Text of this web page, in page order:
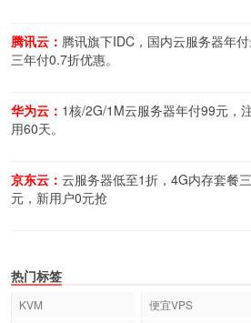
腾讯云： 腾讯旗下IDC，国内云服务器年付
三年付0.7折优惠。
华为云： 1核/2G/1M云服务器年付99元，
用60天。
京东云： 云服务器低至1折，4G内存套餐
元，新用户0元抢
热门标签
KVM 便宜VPS